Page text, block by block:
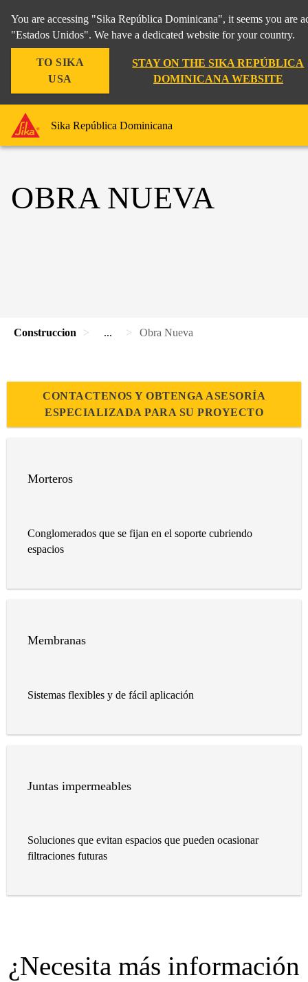
You are accessing "Sika República Dominicana", it seems you are
"Estados Unidos". We have a dedicated website for your country.
TO SIKA
USA
STAY ON THE SIKA REPÚBLICA
DOMINICANA WEBSITE
Sika República Dominicana
OBRA NUEVA
Construccion ... Obra Nueva
CONTACTENOS Y OBTENGA ASESORÍA
ESPECIALIZADA PARA SU PROYECTO
Morteros
Conglomerados que se fijan en el soporte cubriendo
espacios
Membranas
Sistemas flexibles y de fácil aplicación
Juntas impermeables
Soluciones que evitan espacios que pueden ocasionar
filtraciones futuras
¿Necesita más información